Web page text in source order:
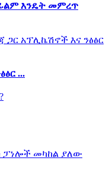
እንዴት መምረጥ
...